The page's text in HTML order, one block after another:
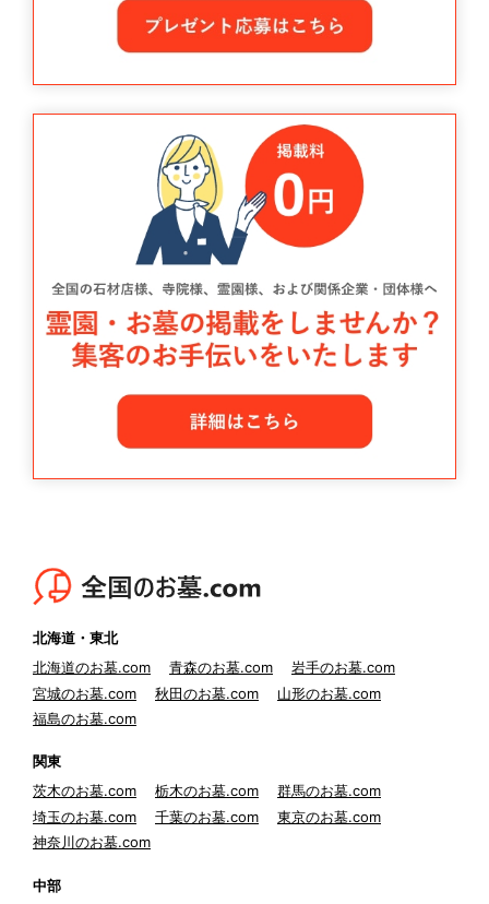
北海道・東北
北海道のお墓.com
青森のお墓.com
岩手のお墓.com
宮城のお墓.com
秋田のお墓.com
山形のお墓.com
福島のお墓.com
関東
茨木のお墓.com
栃木のお墓.com
群馬のお墓.com
埼玉のお墓.com
千葉のお墓.com
東京のお墓.com
神奈川のお墓.com
中部